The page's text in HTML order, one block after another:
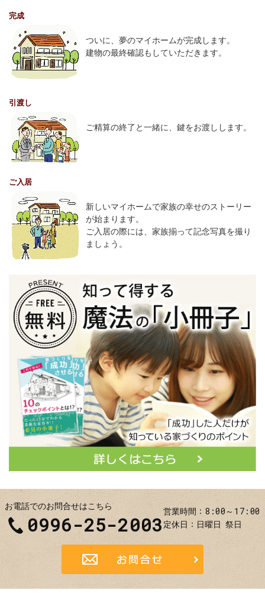
完成
ついに、夢のマイホームが完成します。
建物の最終確認もしていただきます。
引渡し
ご精算の終了と一緒に、鍵をお渡しします。
ご入居
新しいマイホームで家族の幸せのストーリー
が始まります。
ご入居の際には、家族揃って記念写真を撮り
ましょう。
お電話でのお問合せはこちら
0996-25-2003
営業時間 8:00～17:00
定休日 日曜日 祭日